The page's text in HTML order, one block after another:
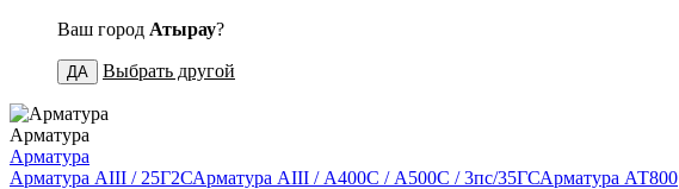
Ваш город Атырау?
ДА Выбрать другой
Арматура
Арматура
Арматура АIII / 25Г2САрматура АIII / А400С / А500С / 3пс/35ГСАрматура АТ800